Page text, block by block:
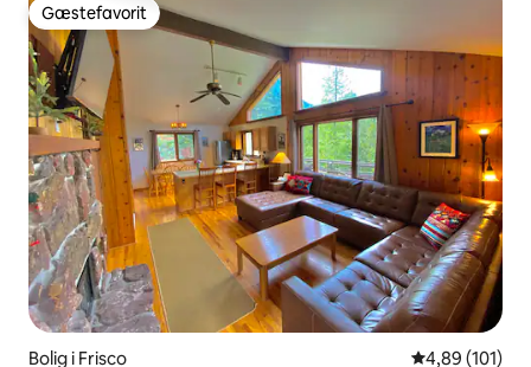
Gæstefavorit
Gæstefavorit
Bolig i Frisco 4,89 ud af 5 i
4,89 (101)